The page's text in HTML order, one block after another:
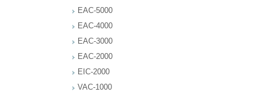
EAC-5000
EAC-4000
EAC-3000
EAC-2000
EIC-2000
VAC-1000